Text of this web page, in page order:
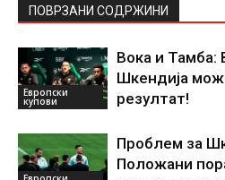
ПОВРЗАНИ СОДРЖИНИ
Европски
купови
Вока и Тамба:
Шкендија
резултат!
Проблем за
Положани